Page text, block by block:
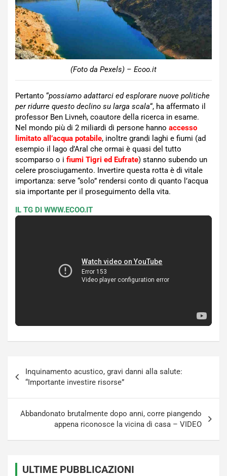
(Foto da Pexels) – Ecoo.it
Pertanto “possiamo adattarci ed esplorare nuove politiche
per ridurre questo declino su larga scala“, ha affermato il
professor Ben Livneh, coautore della ricerca in esame.
Nel mondo più di 2 miliardi di persone hanno accesso
limitato all’acqua potabile, inoltre grandi laghi e fiumi (ad
esempio il lago d’Aral che ormai è quasi del tutto
scomparso o i fiumi Tigri ed Eufrate) stanno subendo un
celere prosciugamento. Invertire questa rotta è di vitale
importanza: serve “solo” rendersi conto di quanto l’acqua
sia importante per il proseguimento della vita.
IL TG DI WWW.ECOO.IT
articoli
Inquinamento acustico, gravi danni alla salute:
“Importante investire risorse”
Abbandonato brutalmente dopo anni, corre piangendo
appena riconosce la vicina di casa – VIDEO
ULTIME PUBBLICAZIONI